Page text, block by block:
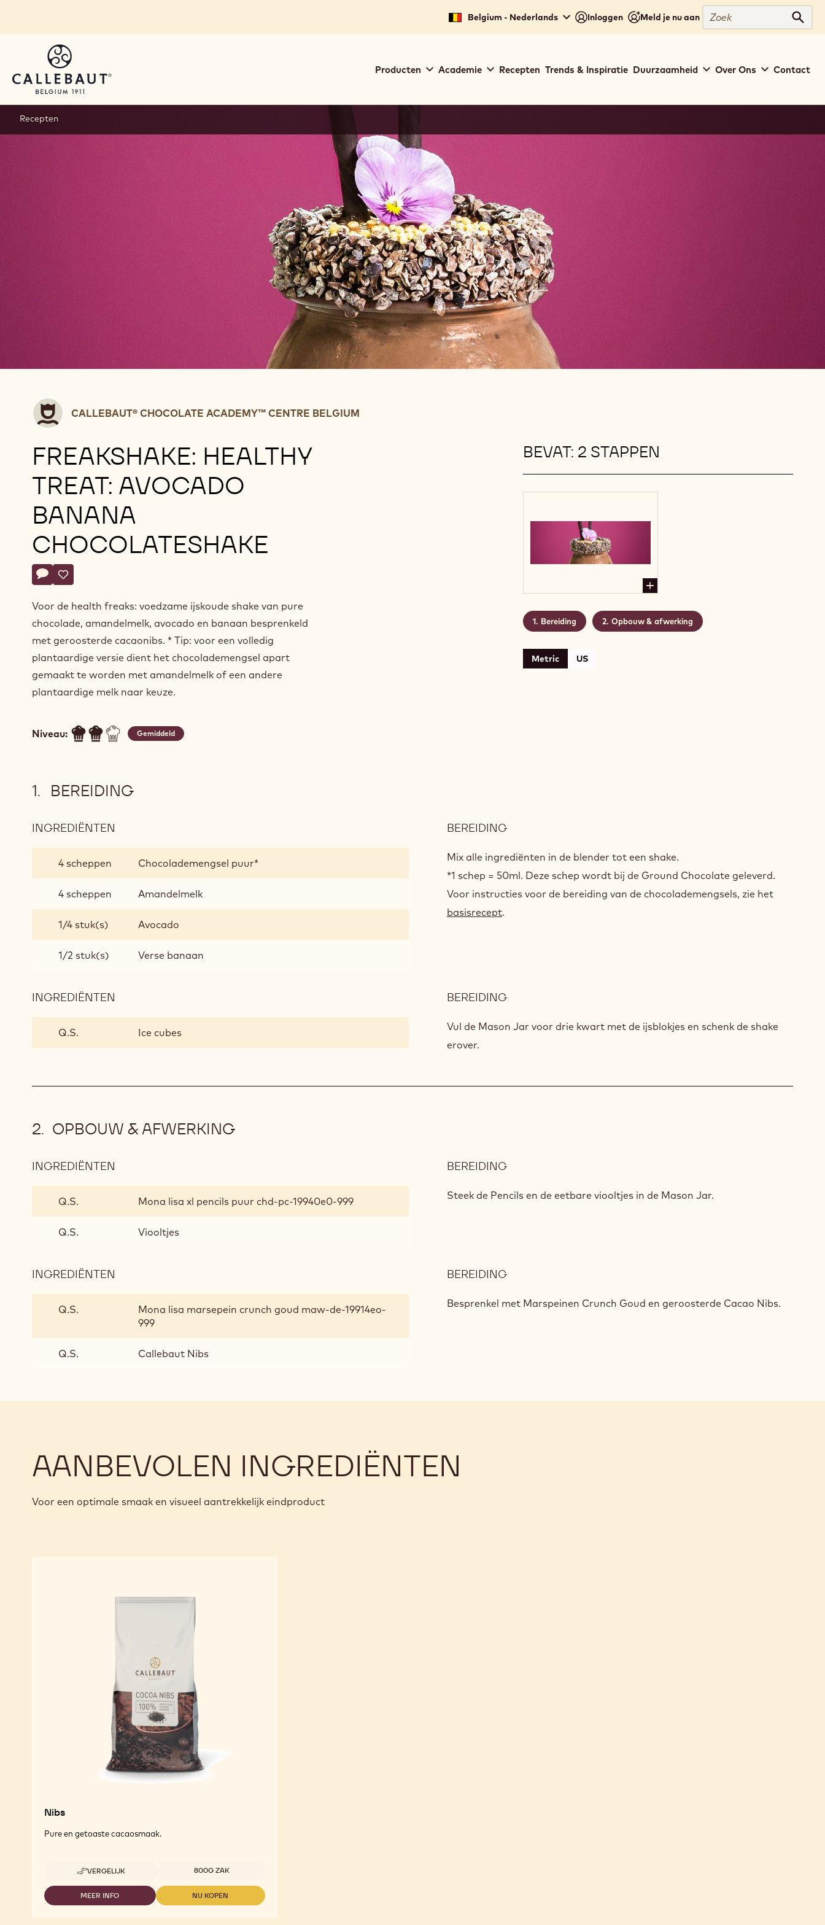
Belgium - Nederlands Inloggen Meld je nu aan
Zoek
Zoek
navigation
Producten Academie Recepten Trends & Inspiratie Duurzaamheid Over Ons Contact
Recepten
Callebaut®
CHOCOLATE
centre
Belgium
CALLEBAUT® CHOCOLATE ACADEMY™ CENTRE BELGIUM
FREAKSHAKE: HEALTHY
TREAT: AVOCADO
BANANA
CHOCOLATESHAKE
Actions
Schrijf een commentaar op
- Freakshake: healthy treat: avocado banana chocolateshake
Opslaan
- Freakshake: healthy treat: avocado banana chocolateshake
Voor de health freaks: voedzame ijskoude shake van pure
chocolade, amandelmelk, avocado en banaan besprenkeld
met geroosterde cacaonibs. * Tip: voor een volledig
plantaardige versie dient het chocolademengsel apart
gemaakt te worden met amandelmelk of een andere
plantaardige melk naar keuze.
Niveau: Gemiddeld
BEVAT: 2 STAPPEN
Bereiding Opbouw & afwerking
Metric US
BEREIDING
INGREDIËNTEN
4 scheppen Chocolademengsel puur*
4 scheppen Amandelmelk
1/4 stuk(s) Avocado
1/2 stuk(s) Verse banaan
BEREIDING:
Mix alle ingrediënten in de blender tot een shake.
*1 schep = 50ml. Deze schep wordt bij de Ground Chocolate geleverd.
Voor instructies voor de bereiding van de chocolademengsels, zie het
basisrecept.
INGREDIËNTEN
Q.S. Ice cubes
BEREIDING:
Vul de Mason Jar voor drie kwart met de ijsblokjes en schenk de shake
erover.
OPBOUW & AFWERKING
INGREDIËNTEN
Q.S. Mona lisa xl pencils puur chd-pc-19940e0-999
Q.S. Viooltjes
BEREIDING:
&
Steek de Pencils en de eetbare viooltjes in de Mason Jar.
INGREDIËNTEN
AFWERKING
Q.S.
Mona lisa marsepein crunch goud maw-de-19914eo-
999
Q.S. Callebaut Nibs
BEREIDING:
&
Besprenkel met Marspeinen Crunch Goud en geroosterde Cacao Nibs.
AANBEVOLEN INGREDIËNTEN
Voor een optimale smaak en visueel aantrekkelijk eindproduct
Nibs
Pure en getoaste cacaosmaak.
VERGELIJK
-
NIBS
Beschikbare maten
800G ZAK
MEER INFO
-
NU KOPEN
-